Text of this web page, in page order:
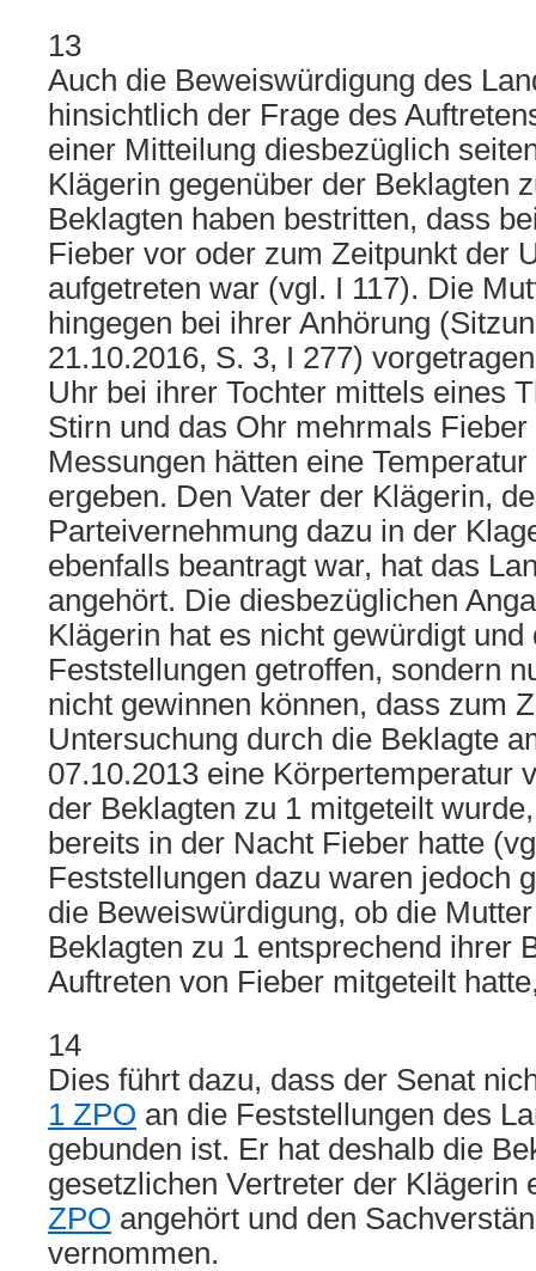
13
Auch die Beweiswürdigung des
hinsichtlich der Frage des
einer Mitteilung diesbezüglich
Klägerin gegenüber der Beklagten
Beklagten haben bestritten, dass
Fieber vor oder zum Zeitpunkt der
aufgetreten war (vgl. I 117). Die
hingegen bei ihrer Anhörung
21.10.2016, S. 3, I 277)
Uhr bei ihrer Tochter mittels eines
Stirn und das Ohr mehrmals
Messungen hätten eine Temperatur
ergeben. Den Vater der Klägerin,
Parteivernehmung dazu in der
ebenfalls beantragt war, hat das
angehört. Die diesbezüglichen
Klägerin hat es nicht gewürdigt und
Feststellungen getroffen, sondern
nicht gewinnen können, dass zum
Untersuchung durch die Beklagte
07.10.2013 eine Körpertemperatur
der Beklagten zu 1 mitgeteilt
bereits in der Nacht Fieber hatte
Feststellungen dazu waren jedoch
die Beweiswürdigung, ob die
Beklagten zu 1 entsprechend ihrer
Auftreten von Fieber mitgeteilt
14
Dies führt dazu, dass der Senat
1 ZPO an die Feststellungen des
gebunden ist. Er hat deshalb die
gesetzlichen Vertreter der Klägerin
ZPO angehört und den
vernommen.